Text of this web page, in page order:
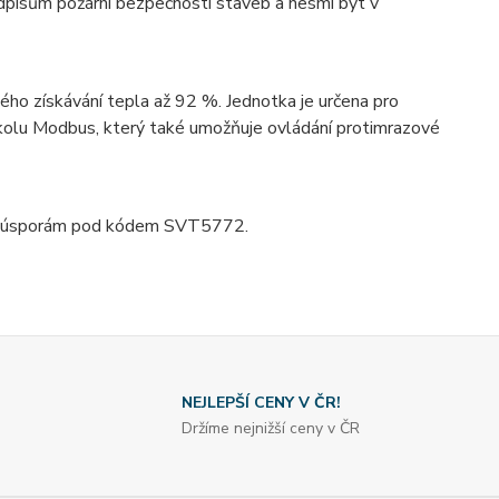
získávání tepla až 92 %. Jednotka je určena pro
Modbus, který také umožňuje ovládání protimrazové
pod kódem SVT5772.
NEJLEPŠÍ CENY V ČR!
Držíme nejnižší ceny v ČR